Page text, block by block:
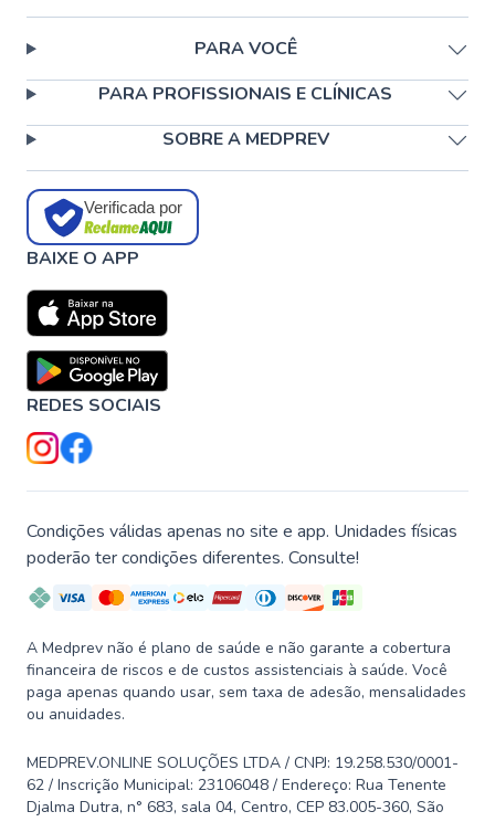
PARA VOCÊ
PARA PROFISSIONAIS E CLÍNICAS
SOBRE A MEDPREV
Verificada por
BAIXE O APP
REDES SOCIAIS
Condições válidas apenas no site e app. Unidades físicas
poderão ter condições diferentes. Consulte!
A Medprev não é plano de saúde e não garante a cobertura
financeira de riscos e de custos assistenciais à saúde. Você
paga apenas quando usar, sem taxa de adesão, mensalidades
ou anuidades.
MEDPREV.ONLINE SOLUÇÕES LTDA / CNPJ: 19.258.530/0001-
62 / Inscrição Municipal: 23106048 / Endereço: Rua Tenente
Djalma Dutra, n° 683, sala 04, Centro, CEP 83.005-360, São